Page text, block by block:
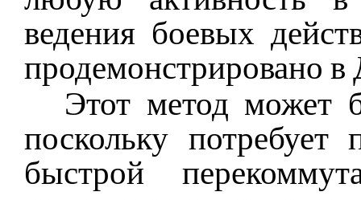
ведения боевых
продемонстрировано в
Этот метод может
поскольку
быстрой